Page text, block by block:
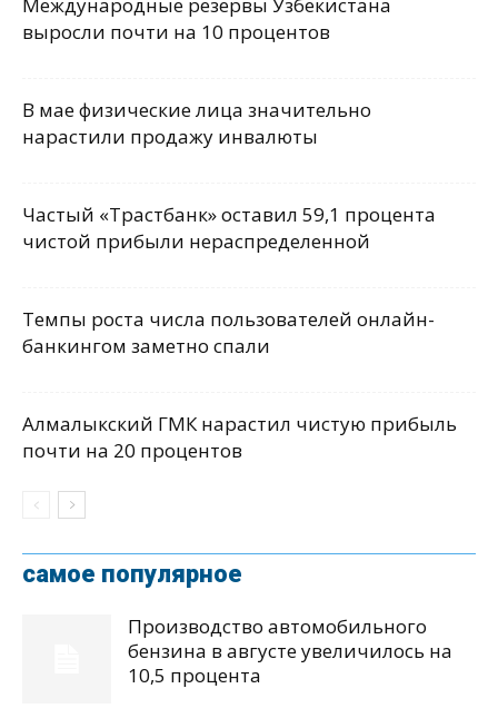
Международные резервы Узбекистана
выросли почти на 10 процентов
В мае физические лица значительно
нарастили продажу инвалюты
Частый «Трастбанк» оставил 59,1 процента
чистой прибыли нераспределенной
Темпы роста числа пользователей онлайн-
банкингом заметно спали
Алмалыкский ГМК нарастил чистую прибыль
почти на 20 процентов
самое популярное
Производство автомобильного
бензина в августе увеличилось на
10,5 процента